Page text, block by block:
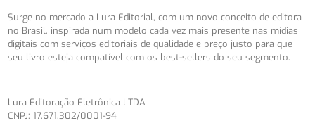
Surge no mercado a Lura Editorial, com um novo conceito de editora
no Brasil, inspirada num modelo cada vez mais presente nas mídias
digitais com serviços editoriais de qualidade e preço justo para que
seu livro esteja compatível com os best-sellers do seu segmento.
Lura Editoração Eletrônica LTDA
CNPJ: 17.671.302/0001-94